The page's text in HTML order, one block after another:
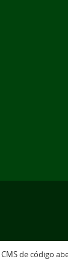
de código